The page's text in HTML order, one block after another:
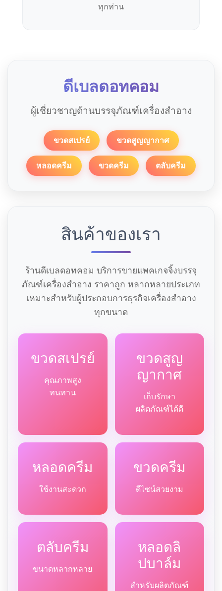
ทุกท่าน
ดีเบลดอทคอม
ผู้เชี่ยวชาญด้านบรรจุภัณฑ์เครื่องสำอาง
ขวดสเปรย์ ขวดสูญญากาศ
หลอดครีม ขวดครีม ตลับครีม
สินค้าของเรา
ร้านดีเบลดอทคอม บริการขายแพคเกจจิ้งบรรจุ
ภัณฑ์เครื่องสำอาง ราคาถูก หลากหลายประเภท
เหมาะสำหรับผู้ประกอบการธุรกิจเครื่องสำอาง
ทุกขนาด
ขวดสเปรย์
คุณภาพสูง
ทนทาน
ขวดสูญ
ญากาศ
เก็บรักษา
ผลิตภัณฑ์ได้ดี
หลอดครีม
ใช้งานสะดวก
ขวดครีม
ดีไซน์สวยงาม
ตลับครีม
ขนาดหลากหลาย
หลอดลิ
ปบาล์ม
สำหรับผลิตภัณฑ์